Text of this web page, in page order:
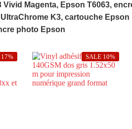
Magenta, Epson T6063,
K3, cartouche
photo Epson
SALE 10%